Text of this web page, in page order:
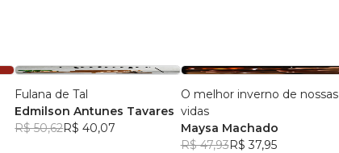
Fulana de Tal
Edmilson Antunes Tavares
R$ 50,62R$ 40,07
O melhor inverno de nossas
vidas
Maysa Machado
R$ 47,93R$ 37,95